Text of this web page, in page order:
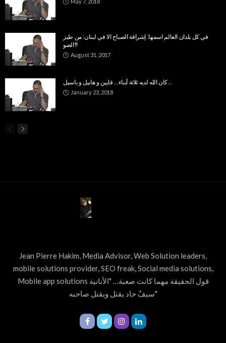
May 7, 2018
في كل بلدان العالم اسمها: إشراقة الصباح الا في لبنان: من طيز
الضو!!
August 31, 2017
كان الله لديه ثلاثة أبناء… قايين و هابيل و باسيل…
January 23, 2018
Jean Pierre Hakim, Media Advisor, Web Solution leaders,
mobile solutions provider, SEO freak, Social media solutions,
Mobile app solutions قول الحقيقة مهما كانت صعبة… "الأنانية
سيفٌ حاد يقتل ويقتل صاحبه"